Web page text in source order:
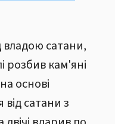
владою сатани,
розбив кам'яні
основі
сатани з